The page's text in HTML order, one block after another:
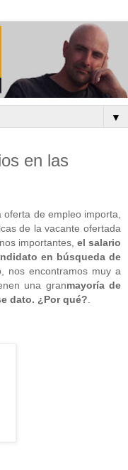
▼
en las
oferta de empleo importa,
de la vacante ofertada
importantes, el salario
en búsqueda de
nos encontramos muy a
una granmayoría de
dato. ¿Por qué?.